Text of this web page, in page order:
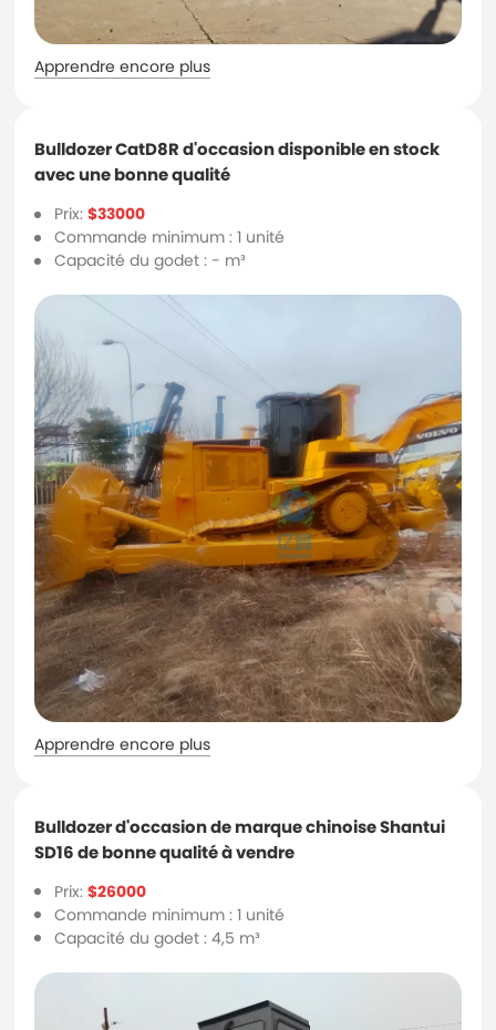
Apprendre encore plus
Bulldozer CatD8R d'occasion disponible en stock
avec une bonne qualité
Prix:$33000
Commande minimum : 1 unité
Capacité du godet : - m³
Apprendre encore plus
Bulldozer d'occasion de marque chinoise Shantui
SD16 de bonne qualité à vendre
Prix:$26000
Commande minimum : 1 unité
Capacité du godet : 4,5 m³